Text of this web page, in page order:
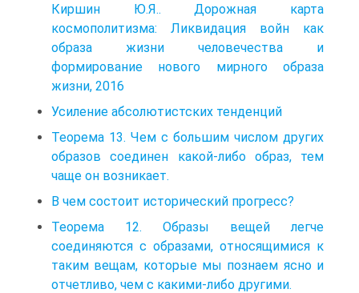
Киршин Ю.Я.. Дорожная карта
космополитизма: Ликвидация войн как
образа жизни человечества и
формирование нового мирного образа
жизни, 2016
Усиление абсолютистских тенденций
Теорема 13. Чем с большим числом других
образов соединен какой-либо образ, тем
чаще он возникает.
В чем состоит исторический прогресс?
Теорема 12. Образы вещей легче
соединяются с образами, относящимися к
таким вещам, которые мы познаем ясно и
отчетливо, чем с какими-либо другими.